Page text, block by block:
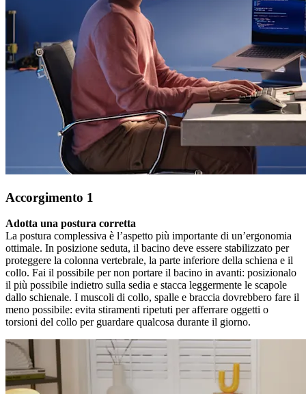
Accorgimento 1
Adotta una postura corretta
La postura complessiva è l’aspetto più importante di un’ergonomia
ottimale. In posizione seduta, il bacino deve essere stabilizzato per
proteggere la colonna vertebrale, la parte inferiore della schiena e il
collo. Fai il possibile per non portare il bacino in avanti: posizionalo
il più possibile indietro sulla sedia e stacca leggermente le scapole
dallo schienale. I muscoli di collo, spalle e braccia dovrebbero fare il
meno possibile: evita stiramenti ripetuti per afferrare oggetti o
torsioni del collo per guardare qualcosa durante il giorno.